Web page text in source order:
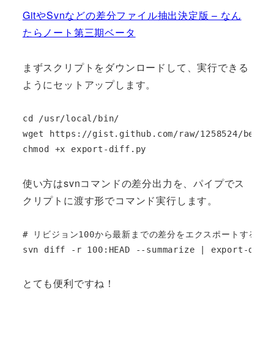
GitやSvnなどの差分ファイル抽出決定版 – なん
たらノート第三期ベータ
まずスクリプトをダウンロードして、実行できる
ようにセットアップします。
cd /usr/local/bin/
wget https://gist.github.com/raw/1258524/
chmod +x export-diff.py
使い方はsvnコマンドの差分出力を、パイプでス
クリプトに渡す形でコマンド実行します。
# リビジョン100から最新までの差分をエクスポートする場
svn diff -r 100:HEAD --summarize | export-
とても便利ですね！